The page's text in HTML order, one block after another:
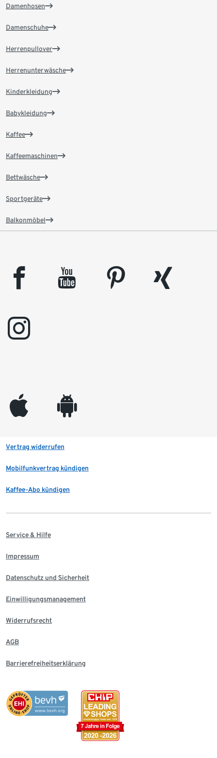
Damenhosen
Damenschuhe
Herrenpullover
Herrenunterwäsche
Kinderkleidung
Babykleidung
Kaffee
Kaffeemaschinen
Bettwäsche
Sportgeräte
Balkonmöbel
facebook youtube pinterest
xing
instagram
appleinc android
Vertrag widerrufen
Mobilfunkvertrag kündigen
Kaffee-Abo kündigen
Service & Hilfe
Impressum
Datenschutz und Sicherheit
Einwilligungsmanagement
Widerrufsrecht
AGB
Barrierefreiheitserklärung